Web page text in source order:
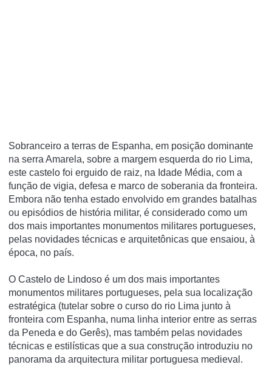
Sobranceiro a terras de Espanha, em posição dominante
na serra Amarela, sobre a margem esquerda do rio Lima,
este castelo foi erguido de raiz, na Idade Média, com a
função de vigia, defesa e marco de soberania da fronteira.
Embora não tenha estado envolvido em grandes batalhas
ou episódios de história militar, é considerado como um
dos mais importantes monumentos militares portugueses,
pelas novidades técnicas e arquitetônicas que ensaiou, à
época, no paí­s.
O Castelo de Lindoso é um dos mais importantes
monumentos militares portugueses, pela sua localização
estratégica (tutelar sobre o curso do rio Lima junto à
fronteira com Espanha, numa linha interior entre as serras
da Peneda e do Gerês), mas também pelas novidades
técnicas e estilísticas que a sua construção introduziu no
panorama da arquitectura militar portuguesa medieval.